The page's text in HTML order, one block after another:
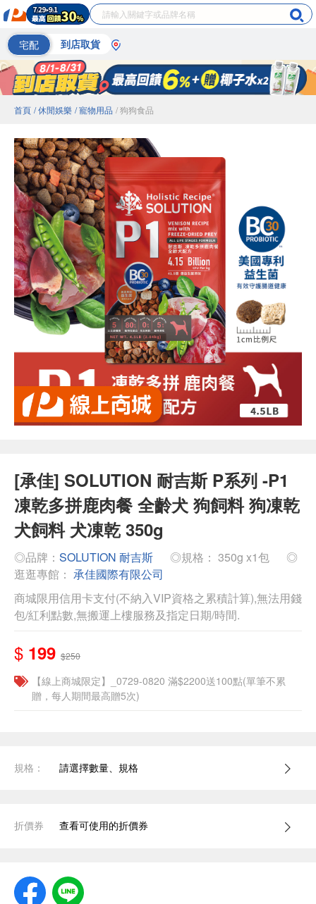
宅配 到店取貨
首頁 / 休閒娛樂 / 寵物用品 / 狗狗食品
[承佳] SOLUTION 耐吉斯 P系列 -P1
凍乾多拼鹿肉餐 全齡犬 狗飼料 狗凍乾
犬飼料 犬凍乾 350g
◎品牌： SOLUTION 耐吉斯 ◎規格： 350g x1包
◎
逛逛專館： 承佳國際有限公司
商城限用信用卡支付(不納入VIP資格之累積計算),無法用錢
包/紅利點數,無搬運上樓服務及指定日期/時間.
$ 199 $250
【線上商城限定】_0729-0820 滿$2200送100點(單筆不累
贈，每人期間最高贈5次)
規格： 請選擇數量、規格
折價券 查看可使用的折價券